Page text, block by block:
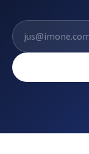
El. pašto adresas